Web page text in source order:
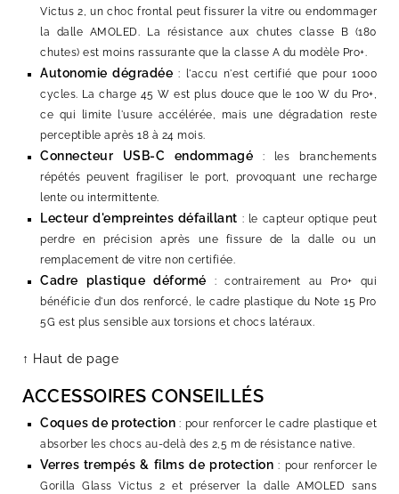
Victus 2, un choc frontal peut fissurer la vitre ou endommager
la dalle AMOLED. La résistance aux chutes classe B (180
chutes) est moins rassurante que la classe A du modèle Pro+.
Autonomie dégradée : l'accu n'est certifié que pour 1000
cycles. La charge 45 W est plus douce que le 100 W du Pro+,
ce qui limite l'usure accélérée, mais une dégradation reste
perceptible après 18 à 24 mois.
Connecteur USB-C endommagé : les branchements
répétés peuvent fragiliser le port, provoquant une recharge
lente ou intermittente.
Lecteur d'empreintes défaillant : le capteur optique peut
perdre en précision après une fissure de la dalle ou un
remplacement de vitre non certifiée.
Cadre plastique déformé : contrairement au Pro+ qui
bénéficie d'un dos renforcé, le cadre plastique du Note 15 Pro
5G est plus sensible aux torsions et chocs latéraux.
↑ Haut de page
ACCESSOIRES CONSEILLÉS
Coques de protection : pour renforcer le cadre plastique et
absorber les chocs au-delà des 2,5 m de résistance native.
Verres trempés & films de protection : pour renforcer le
Gorilla Glass Victus 2 et préserver la dalle AMOLED sans